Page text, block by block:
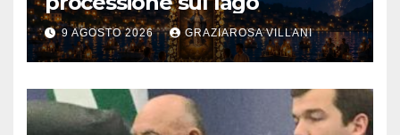
9 AGOSTO 2026 GRAZIAROSA VILLANI